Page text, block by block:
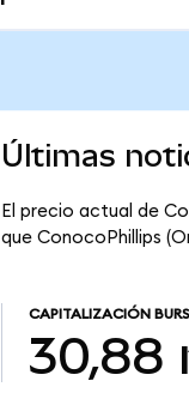
Últimas
El precio actual de
que ConocoPhillips
CAPITALIZACIÓN
30,88